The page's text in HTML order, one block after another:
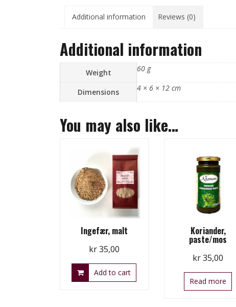
Additional information Reviews (0)
Additional information
Weight 60 g
Dimensions 4 × 6 × 12 cm
You may also like…
Ingefær, malt
kr35,00
Add to cart
Koriander,
paste/mos
kr35,00
Read more